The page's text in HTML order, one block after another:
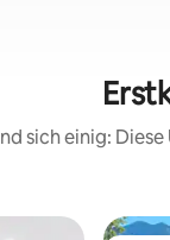
sich einig: